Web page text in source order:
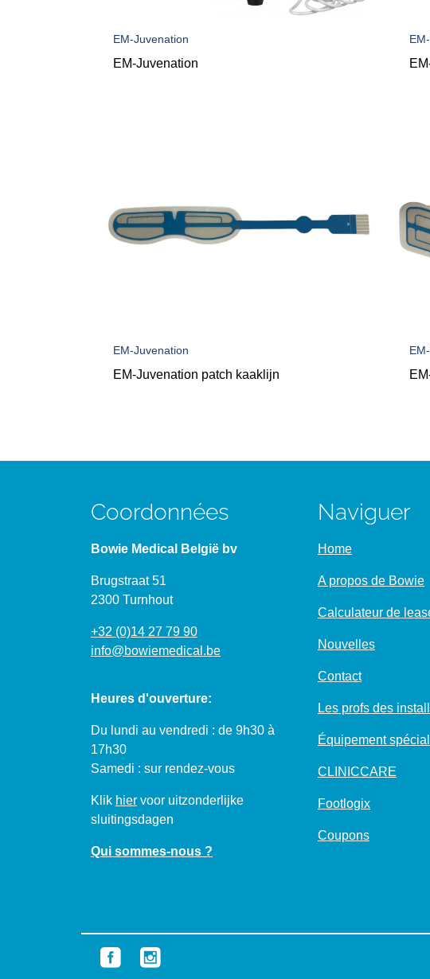
EM-Juvenation
EM-Juvenation
EM-Juvenation
EM-Juvenation patch kaaklijn
Coordonnées
Bowie Medical België bv
Brugstraat 51
2300 Turnhout
+32 (0)14 27 79 90
info@bowiemedical.be
Heures d'ouverture:
Du lundi au vendredi : de 9h30 à
17h30
Samedi : sur rendez-vous
Klik hier voor uitzonderlijke
sluitingsdagen
Qui sommes-nous ?
Naviguer
Home
A propos de Bowie
Calculateur de
Nouvelles
Contact
Les profs des
Équipement
CLINICCARE
Footlogix
Coupons